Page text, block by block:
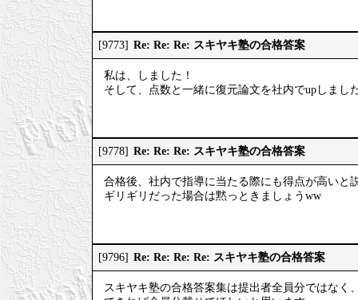
[9773] Re: Re: Re: スキヤキ塾の合格答案
私は、しました！
そして、点数と一緒に復元論文を社内でupしまし
[9778] Re: Re: Re: スキヤキ塾の合格答案
合格後、社内で指導に当たる際にも得点が高いと
ギリギリだった場合は黙っときましょうww
[9796] Re: Re: Re: Re: スキヤキ塾の合格答案
スキヤキ塾の合格答案集は提出者全員分ではなく